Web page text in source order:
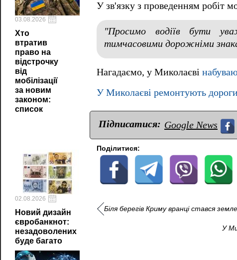
03.08.2026
Хто
втратив
право на
відстрочку
від
мобілізації
за новим
законом:
список
02.08.2026
Новий дизайн
євробанкнот:
незадоволених
буде багато
У зв'язку з проведенням робіт
"Просимо водіїв бути
тимчасовими дорожніми
Нагадаємо, у Миколаєві
У Миколаєві ремонтують
Підписатися: Google News
Поділитися:
Біля берегів Криму вранці стався
У